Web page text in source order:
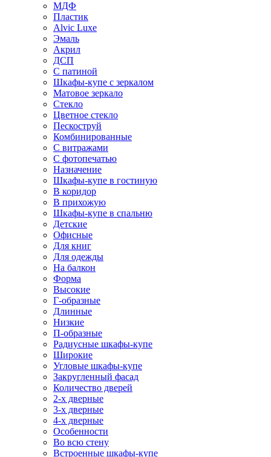
МДФ
Пластик
Alvic Luxe
Эмаль
Акрил
ДСП
С патиной
Шкафы-купе с зеркалом
Матовое зеркало
Стекло
Цветное стекло
Пескоструй
Комбинированные
С витражами
С фотопечатью
Назначение
Шкафы-купе в гостиную
В коридор
В прихожую
Шкафы-купе в спальню
Детские
Офисные
Для книг
Для одежды
На балкон
Форма
Высокие
Г-образные
Длинные
Низкие
П-образные
Радиусные шкафы-купе
Широкие
Угловые шкафы-купе
Закругленный фасад
Количество дверей
2-х дверные
3-х дверные
4-х дверные
Особенности
Во всю стену
Встроенные шкафы-купе